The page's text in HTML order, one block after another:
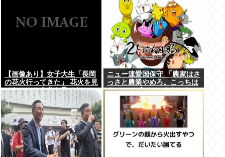
【画像あり】女子大生「長岡
の花火行ってきた」 花火を見
せたいのか自分を見せたいの
かどっちだよ！
ニュー速愛国保守 「農家はさ
っさと農業やめろ。こっちは
カルローズでいいんだから。
農業されたら迷惑だ」